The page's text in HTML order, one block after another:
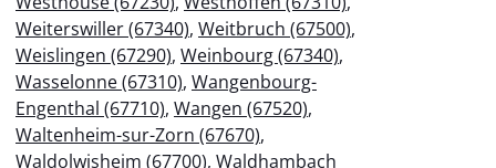
Weiterswiller (67340), Weitbruch (67500),
Weislingen (67290), Weinbourg (67340),
Wasselonne (67310), Wangenbourg-
Engenthal (67710), Wangen (67520),
Waltenheim-sur-Zorn (67670),
Waldolwisheim (67700), Waldhambach